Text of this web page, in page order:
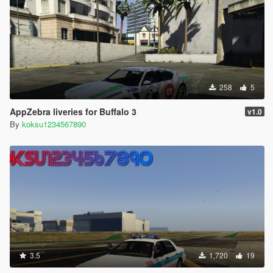
258 5
AppZebra liveries for Buffalo 3 v1.0
By koksu1234567890
3.5 1,720 19